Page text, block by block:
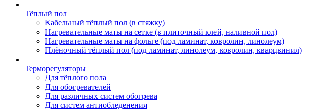
Тёплый пол
Кабельный тёплый пол (в стяжку)
Нагревательные маты на сетке (в плиточный клей, наливной пол)
Нагревательные маты на фольге (под ламинат, ковролин, линолеум)
Плёночный тёплый пол (под ламинат, линолеум, ковролин, кварцвинил)
Терморегуляторы
Для тёплого пола
Для обогревателей
Для различных систем обогрева
Для систем антиобледенения